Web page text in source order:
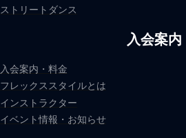
ストリートダンス
入会案内
入会案内・料金
フレックススタイルとは
インストラクター
イベント情報・お知らせ